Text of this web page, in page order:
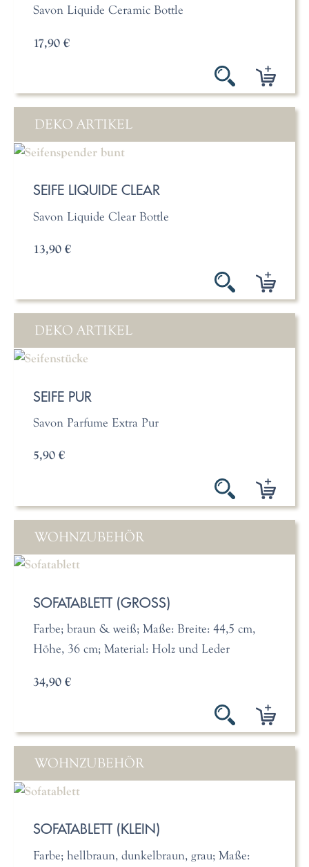
Savon Liquide Ceramic Bottle
17,90 €
DEKO ARTIKEL
SEIFE LIQUIDE CLEAR
Savon Liquide Clear Bottle
13,90 €
DEKO ARTIKEL
SEIFE PUR
Savon Parfume Extra Pur
5,90 €
WOHNZUBEHÖR
SOFATABLETT (GROSS)
Farbe; braun & weiß; Maße: Breite: 44,5 cm,
Höhe, 36 cm; Material: Holz und Leder
34,90 €
WOHNZUBEHÖR
SOFATABLETT (KLEIN)
Farbe; hellbraun, dunkelbraun, grau; Maße: